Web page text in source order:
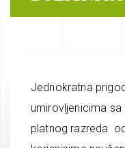
Jednokratna
umirovljenicima
platnog razreda